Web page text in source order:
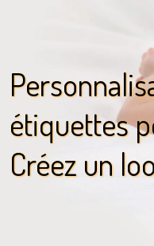
étiquettes
Créez un